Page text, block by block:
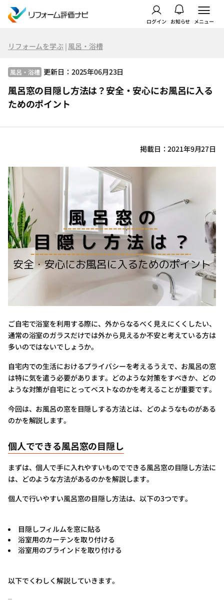
ログイン お知らせ メニュー
リフォームを学ぶ| 風呂・浴槽
風呂・浴槽 更新日：2025年06月23日
風呂窓の目隠し方法は？安全・安心にお風呂に入る
ためのポイント
掲載日：2021年9月27日
ご自宅で浴室を利用する際に、外からなるべく見えにくくしたい、
通常の浴室のガラスだけでは外から見えるか不安と考えている方は
多いのではないでしょうか。
自宅内での生活におけるプライバシーを考えるうえで、お風呂の窓
は特に気を遣う必要があります。どのような対策をすべきか、どの
ような対策が自宅にとってベストなのかを考えることが重要です。
今回は、お風呂の窓を目隠しする方法とは、どのようなものがある
のかを解説します。
個人でできる風呂窓の目隠し
まずは、個人で手に入れやすいものでできる風呂窓の目隠し方法に
は、どのような方法があるのかを解説します。
個人で行いやすい風呂窓の目隠し方法は、以下の3つです。
目隠しフィルムを窓に貼る
浴室用のカーテンを取り付ける
浴室用のブラインドを取り付ける
以下でくわしく解説していきます。